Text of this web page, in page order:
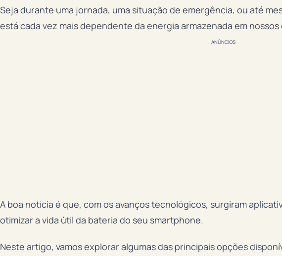
Seja durante uma jornada, uma situação de emergência, ou até
está cada vez mais dependente da energia armazenada em nossos
ANÚNCIOS
A boa notícia é que, com os avanços tecnológicos, surgiram
otimizar a vida útil da bateria do seu smartphone.
Neste artigo, vamos explorar algumas das principais opções